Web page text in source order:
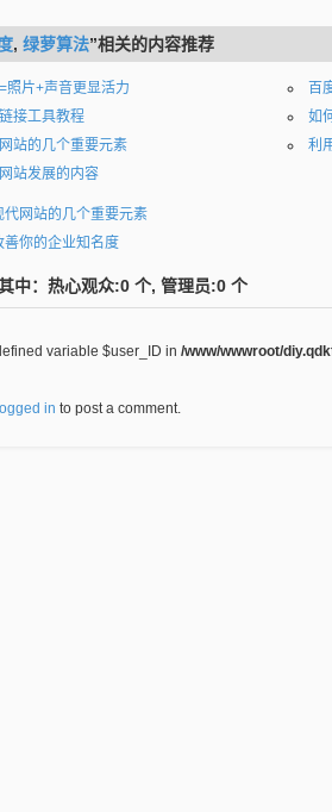
, 绿萝算法”相关的内容推荐
照片+声音更显活力
百
接工具教程
如
站的几个重要元素
利
站发展的内容
代网站的几个重要元素
善你的企业知名度
中：热心观众:0 个, 管理员:0 个
variable $user_ID in /www/wwwroot/
logged in to post a comment.